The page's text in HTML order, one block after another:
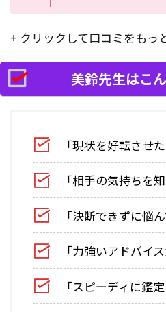
+ クリックして口コミをもっ
美鈴先生はこ
「現状を好転させた
「相手の気持ちを
「決断できずに悩ん
「力強いアドバイ
「スピーディに鑑